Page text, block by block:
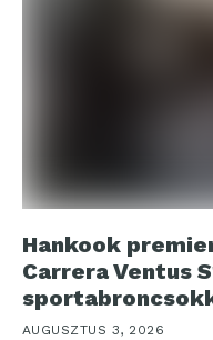
Hankook
Carrera Ventus
AUGUSZTUS 3, 2026